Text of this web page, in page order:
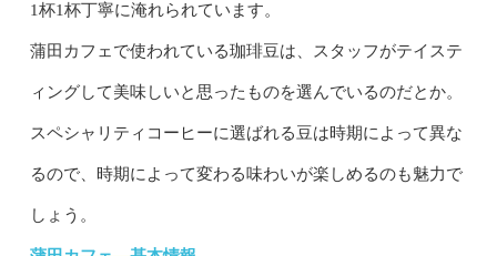
1杯1杯丁寧に淹れられています。
蒲田カフェで使われている珈琲豆は、スタッフがテイステ
ィングして美味しいと思ったものを選んでいるのだとか。
スペシャリティコーヒーに選ばれる豆は時期によって異な
るので、時期によって変わる味わいが楽しめるのも魅力で
しょう。